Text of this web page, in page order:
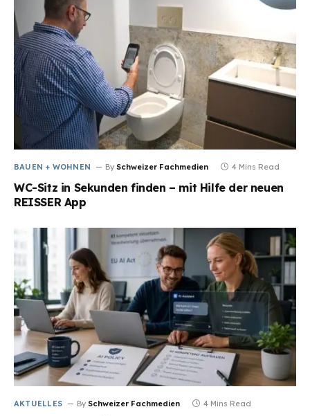
BAUEN + WOHNEN By Schweizer Fachmedien 4 Mins Read
WC-Sitz in Sekunden finden – mit Hilfe der neuen
REISSER App
AKTUELLES By Schweizer Fachmedien 4 Mins Read